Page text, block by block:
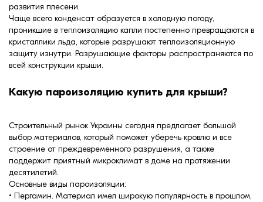
развития плесени.
Чаще всего конденсат образуется в холодную погоду,
проникшие в теплоизоляцию капли постепенно превращаются в
кристаллики льда, которые разрушают теплоизоляционную
защиту изнутри. Разрушающие факторы распространяются по
всей конструкции крыши.
Какую пароизоляцию купить для крыши?
Строительный рынок Украины сегодня предлагает большой
выбор материалов, который поможет уберечь кровлю и все
строение от преждевременного разрушения, а также
поддержит приятный микроклимат в доме на протяжении
десятилетий.
Основные виды пароизоляции:
• Пергамин. Материал имел широкую популярность в прошлом,